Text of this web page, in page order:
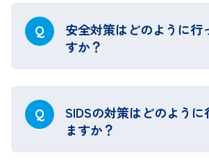
Q
安全対策はどのように行
すか？
Q
SIDSの対策はどのように
ますか？